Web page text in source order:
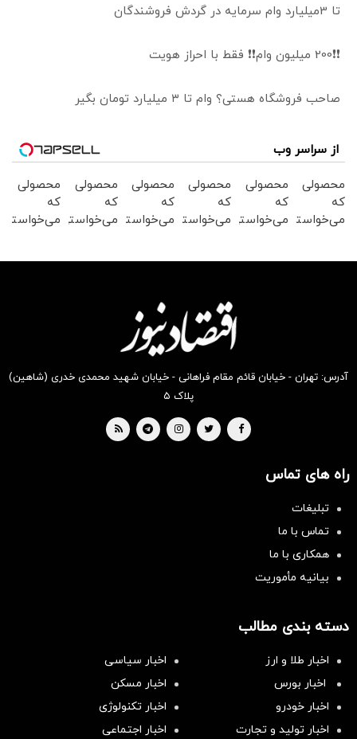
تا 3میلیارد وام سرمایه در گردش فروشندگان
❗❗200 میلیون وام❗❗ فقط با احراز هویت
صاحب فروشگاه هستی؟ وام تا ۳ میلیارد تومان بگیر
از سراسر وب
محصولی
که
می‌خواستی
محصولی
که
می‌خواستی
محصولی
که
می‌خواستی
بخر !
محصولی
که
می‌خواستی
بخر !
محصولی
که
می‌خواستی
محصولی
که
می‌خواستی
آدرس: تهران - خیابان قائم مقام فراهانی - خیابان شهید محمدی خدری (شاهین)
پلاک ۵
راه های تماس
تبلیغات
تماس با ما
همکاری با ما
بیانیه مأموریت
دسته بندی مطالب
اخبار طلا و ارز
اخبار سیاسی
اخبار بورس
اخبار مسکن
اخبار خودرو
اخبار تکنولوژی
اخبار تولید و تجارت
اخبار اجتماعی